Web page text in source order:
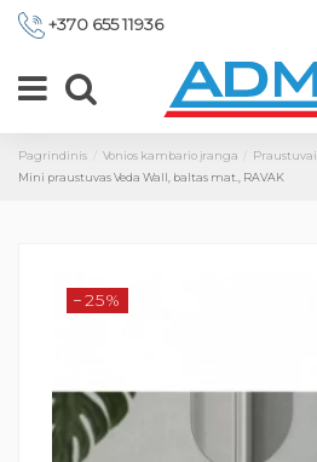
+370 655 11936
Pagrindinis Vonios kambario įranga Praustuvai
Mini praustuvas Veda Wall, baltas mat., RAVAK
−25%